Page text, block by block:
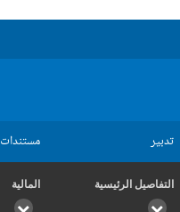
تدبير مستندات
التفاصيل الرئيسية المالية